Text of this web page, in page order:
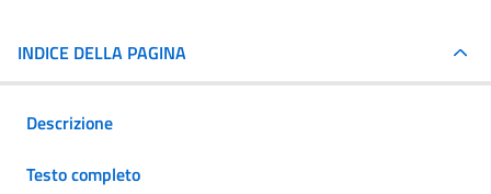
INDICE DELLA PAGINA
Descrizione
Testo completo